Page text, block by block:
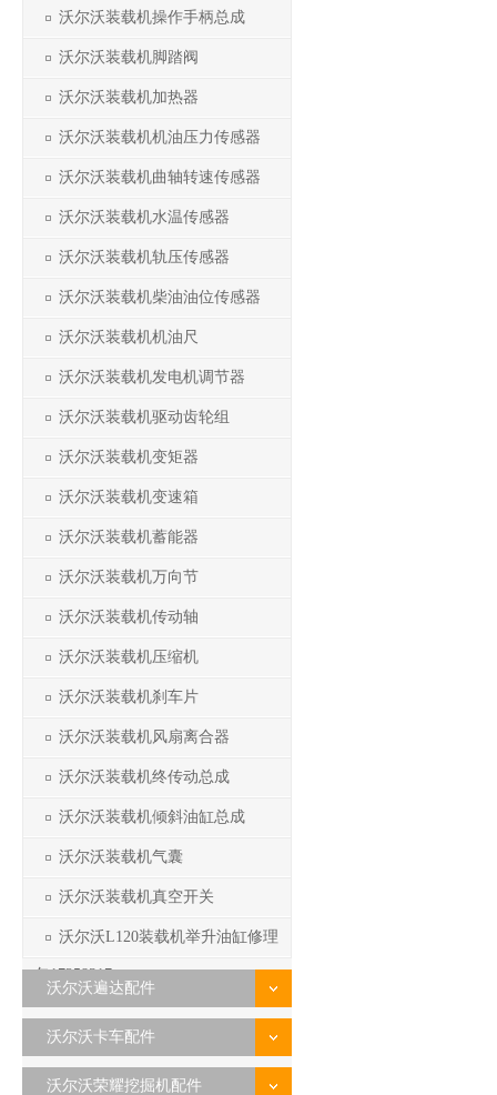
沃尔沃装载机操作手柄总成
沃尔沃装载机脚踏阀
沃尔沃装载机加热器
沃尔沃装载机机油压力传感器
沃尔沃装载机曲轴转速传感器
沃尔沃装载机水温传感器
沃尔沃装载机轨压传感器
沃尔沃装载机柴油油位传感器
沃尔沃装载机机油尺
沃尔沃装载机发电机调节器
沃尔沃装载机驱动齿轮组
沃尔沃装载机变矩器
沃尔沃装载机变速箱
沃尔沃装载机蓄能器
沃尔沃装载机万向节
沃尔沃装载机传动轴
沃尔沃装载机压缩机
沃尔沃装载机刹车片
沃尔沃装载机风扇离合器
沃尔沃装载机终传动总成
沃尔沃装载机倾斜油缸总成
沃尔沃装载机气囊
沃尔沃装载机真空开关
沃尔沃L120装载机举升油缸修理
包17258317
沃尔沃遍达配件
沃尔沃卡车配件
沃尔沃荣耀挖掘机配件